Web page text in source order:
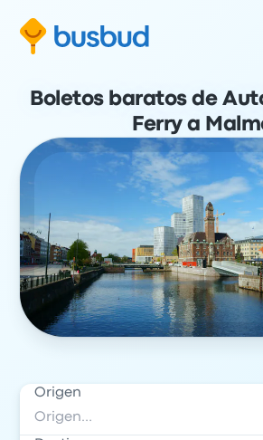
Boletos baratos de
Ferry a
Origen